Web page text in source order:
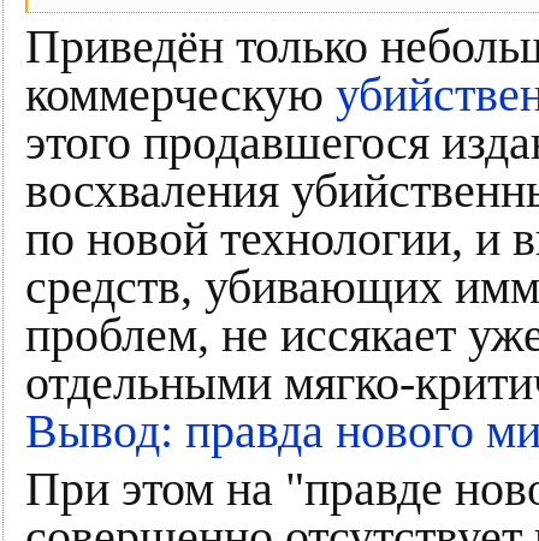
Приведён только
коммерческую
этого продавшегося
восхваления
по новой технологии, и
средств, убивающих
проблем, не иссякает
отдельными мягко-
Вывод: правда нового
При этом на "правде